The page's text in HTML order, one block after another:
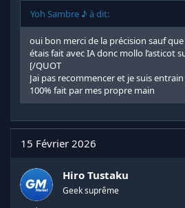
Yoh Sambre ♪ à dit:
oui bon merci de la précision sauf
étais fait avec IA donc mollo l’asticot
[/QUOT
Jai pas recommencer et je suis
100% fait par mes propre main
15 Février 2026
Hiro Tustaku
Geek suprême